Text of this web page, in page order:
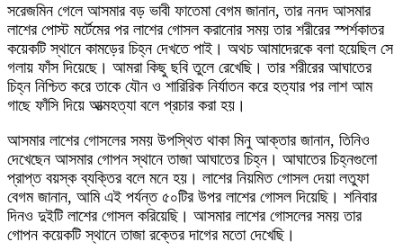
সরেজমিন গেলে আসমার বড় ভাবী ফাতেমা বেগম জানান, তার ননদ আসমার
লাশের পোস্ট মর্টেমের পর লাশের গোসল করানোর সময় তার শরীরের স্পর্শকাতর
কয়েকটি স্থানে কামড়ের চিহ্ন দেখতে পাই। অথচ আমাদেরকে বলা হয়েছিল সে
গলায় ফাঁস দিয়েছে। আমরা কিছু ছবি তুলে রেখেছি। তার শরীরের আঘাতের
চিহ্ন নিশ্চিত করে তাকে যৌন ও শারিরিক নির্যাতন করে হত্যার পর লাশ আম
গাছে ফাঁসি দিয়ে আত্মহত্যা বলে প্রচার করা হয়।
আসমার লাশের গোসলের সময় উপস্থিত থাকা মিনু আক্তার জানান, তিনিও
দেখেছেন আসমার গোপন স্থানে তাজা আঘাতের চিহ্ন। আঘাতের চিহ্নগুলো
প্রাপ্ত বয়স্ক ব্যক্তির বলে মনে হয়। লাশের নিয়মিত গোসল দেয়া লতুফা
বেগম জানান, আমি এই পর্যন্ত ৫০টির উপর লাশের গোসল দিয়েছি। শনিবার
দিনও দুইটি লাশের গোসল করিয়েছি। আসমার লাশের গোসলের সময় তার
গোপন কয়েকটি স্থানে তাজা রক্তের দাগের মতো দেখেছি।